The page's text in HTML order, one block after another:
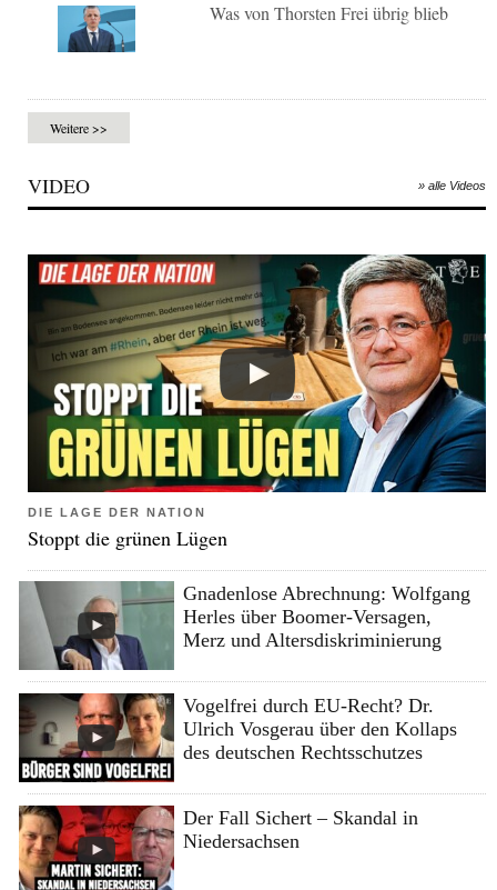
Was von Thorsten Frei übrig blieb
Weitere >>
VIDEO » alle Videos
DIE LAGE DER NATION
Stoppt die grünen Lügen
Gnadenlose Abrechnung: Wolfgang
Herles über Boomer-Versagen,
Merz und Altersdiskriminierung
Vogelfrei durch EU-Recht? Dr.
Ulrich Vosgerau über den Kollaps
des deutschen Rechtsschutzes
Der Fall Sichert – Skandal in
Niedersachsen